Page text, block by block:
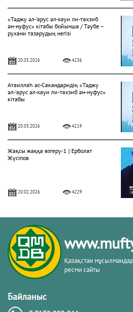
«Тәджу әл-‘арус әл-хауи ли-тахзиб
ән-нуфус» кітабы бойынша / Тәубе –
рухани тазарудың негізі
20.03.2026 4236
Атаиллаһ әс-Сакандаридің «Тәджу
әл-‘арус әл-хауи ли-тахзиб ән-нуфус»
кітабы
20.03.2026 4219
Жақсы жаққа өзгеру-1 | Ерболат
Жүсіпов
20.02.2026 4229
Жүрек сырлары 2-дәріс. Тәубе
тақырыбы. Әр-рисала әл-Қушайрия
кітабы негізінде
20.02.2026
Қазақстан
ресми сайты
Байланыс